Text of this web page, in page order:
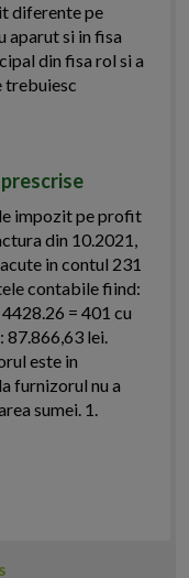
diferente pe
aparut si in fisa
din fisa rol si a
trebuiesc
impozit pe profit
din 10.2021,
in contul 231
contabile fiind:
= 401 cu
87.866,63 lei.
este in
furnizorul nu a
sumei. 1.